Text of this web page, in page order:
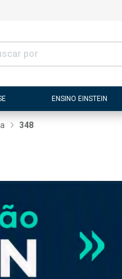
ENSINO EINSTEIN
348